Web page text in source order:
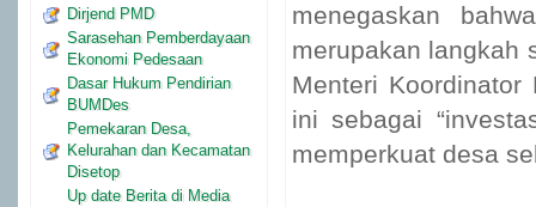
Dirjend PMD
Sarasehan Pemberdayaan
Ekonomi Pedesaan
Dasar Hukum Pendirian
BUMDes
Pemekaran Desa,
Kelurahan dan Kecamatan
Disetop
Up date Berita di Media
menegaskan
merupakan langkah
Menteri
ini sebagai
memperkuat desa